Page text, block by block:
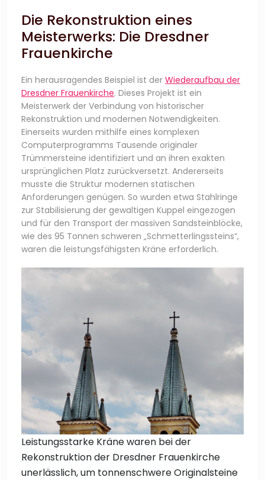
Die Rekonstruktion eines
Meisterwerks: Die Dresdner
Frauenkirche
Ein herausragendes Beispiel ist der Wiederaufbau der
Dresdner Frauenkirche. Dieses Projekt ist ein
Meisterwerk der Verbindung von historischer
Rekonstruktion und modernen Notwendigkeiten.
Einerseits wurden mithilfe eines komplexen
Computerprogramms Tausende originaler
Trümmersteine identifiziert und an ihren exakten
ursprünglichen Platz zurückversetzt. Andererseits
musste die Struktur modernen statischen
Anforderungen genügen. So wurden etwa Stahlringe
zur Stabilisierung der gewaltigen Kuppel eingezogen
und für den Transport der massiven Sandsteinblöcke,
wie des 95 Tonnen schweren „Schmetterlingssteins“,
waren die leistungsfähigsten Kräne erforderlich.
Leistungsstarke Kräne waren bei der
Rekonstruktion der Dresdner Frauenkirche
unerlässlich, um tonnenschwere Originalsteine